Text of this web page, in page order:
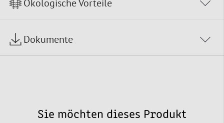
Ökologische Vorteile
Dokumente
Sie möchten dieses Produkt